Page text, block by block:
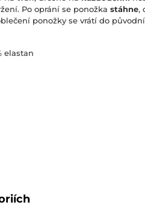
Po oprání se ponožka stáhne,
ponožky se vrátí do
elastan